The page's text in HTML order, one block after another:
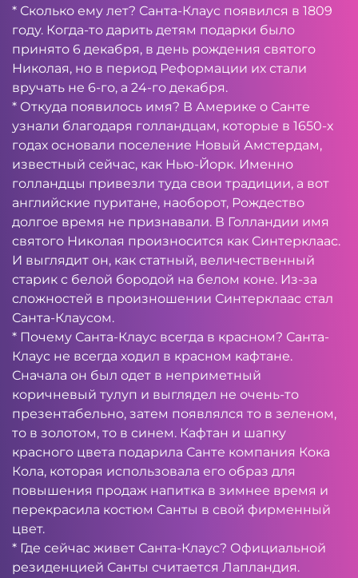
* Сколько ему лет? Санта-Клаус появился в 1809
году. Когда-то дарить детям подарки было
принято 6 декабря, в день рождения святого
Николая, но в период Реформации их стали
вручать не 6-го, а 24-го декабря.
* Откуда появилось имя? В Америке о Санте
узнали благодаря голландцам, которые в 1650-х
годах основали поселение Новый Амстердам,
известный сейчас, как Нью-Йорк. Именно
голландцы привезли туда свои традиции, а вот
английские пуритане, наоборот, Рождество
долгое время не признавали. В Голландии имя
святого Николая произносится как Синтерклаас.
И выглядит он, как статный, величественный
старик с белой бородой на белом коне. Из-за
сложностей в произношении Синтерклаас стал
Санта-Клаусом.
* Почему Санта-Клаус всегда в красном? Санта-
Клаус не всегда ходил в красном кафтане.
Сначала он был одет в неприметный
коричневый тулуп и выглядел не очень-то
презентабельно, затем появлялся то в зеленом,
то в золотом, то в синем. Кафтан и шапку
красного цвета подарила Санте компания Кока
Кола, которая использовала его образ для
повышения продаж напитка в зимнее время и
перекрасила костюм Санты в свой фирменный
цвет.
* Где сейчас живет Санта-Клаус? Официальной
резиденцией Санты считается Лапландия.